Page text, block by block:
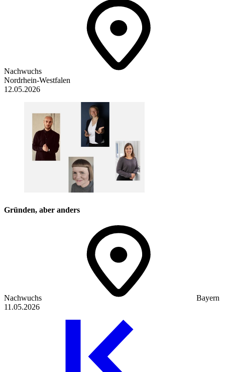
Nachwuchs
Nordrhein-Westfalen
12.05.2026
Gründen, aber anders
Nachwuchs
Bayern
11.05.2026